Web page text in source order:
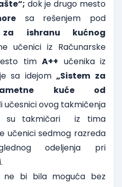
dok je drugo mesto
sa rešenjem pod
za ishranu kućnog
učenici iz Računarske
timA++ učenika iz
sa idejom„Sistem za
kuće od
učesnici ovog takmičenja
su takmičari iz tima
učenici sedmog razreda
odeljenja pri
ne bi bila moguća bez